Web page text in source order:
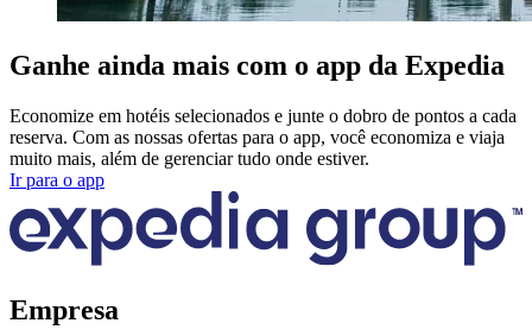
Ganhe ainda mais com o app da Expedia
Economize em hotéis selecionados e junte o dobro de pontos a cada
reserva. Com as nossas ofertas para o app, você economiza e viaja
muito mais, além de gerenciar tudo onde estiver.
Ir para o app
Empresa